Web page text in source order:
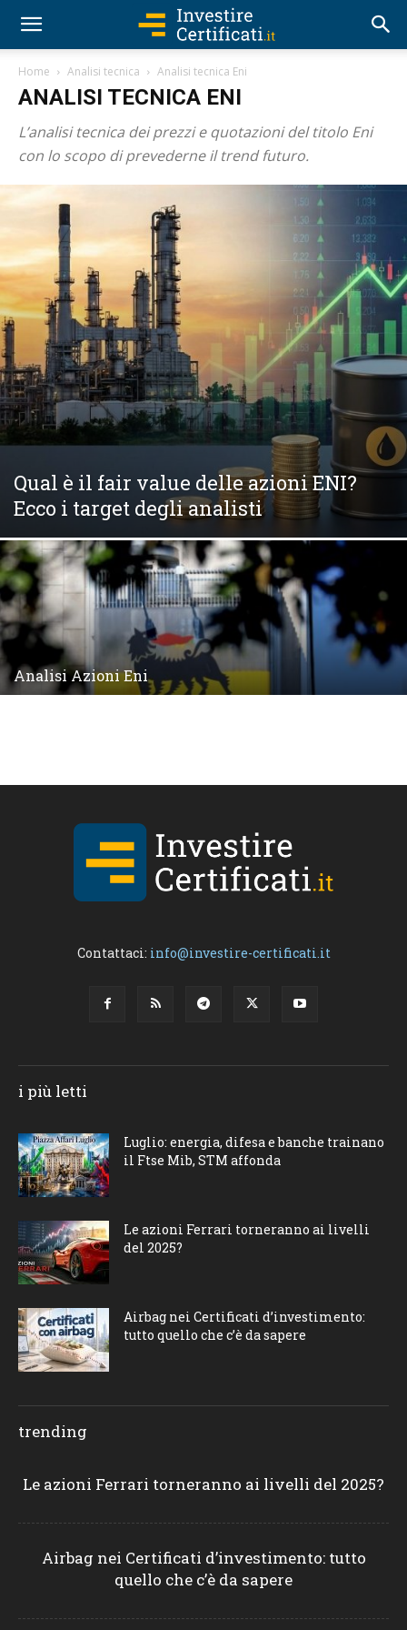
Home Analisi tecnica Analisi tecnica Eni
ANALISI TECNICA ENI
L’analisi tecnica dei prezzi e quotazioni del titolo Eni
con lo scopo di prevederne il trend futuro.
Qual è il fair value delle azioni ENI?
Ecco i target degli analisti
Analisi Azioni Eni
Contattaci: info@investire-certificati.it
i più letti
Luglio: energia, difesa e banche trainano
il Ftse Mib, STM affonda
Le azioni Ferrari torneranno ai livelli
del 2025?
Airbag nei Certificati d’investimento:
tutto quello che c’è da sapere
trending
Le azioni Ferrari torneranno ai livelli del 2025?
Airbag nei Certificati d’investimento: tutto
quello che c’è da sapere